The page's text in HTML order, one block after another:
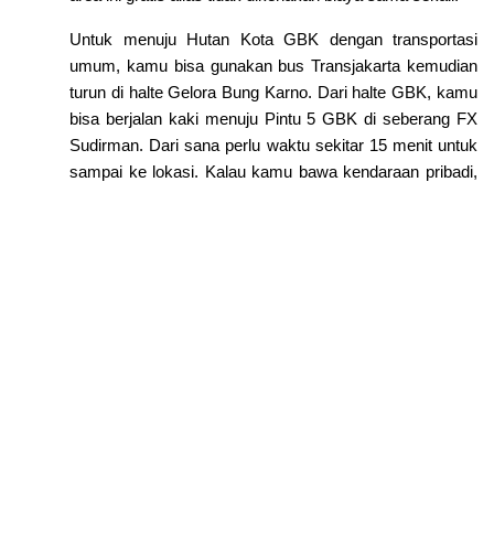
Untuk menuju Hutan Kota GBK dengan transportasi
umum, kamu bisa gunakan bus Transjakarta kemudian
turun di halte Gelora Bung Karno. Dari halte GBK, kamu
bisa berjalan kaki menuju Pintu 5 GBK di seberang FX
Sudirman. Dari sana perlu waktu sekitar 15 menit untuk
sampai ke lokasi. Kalau kamu bawa kendaraan pribadi,